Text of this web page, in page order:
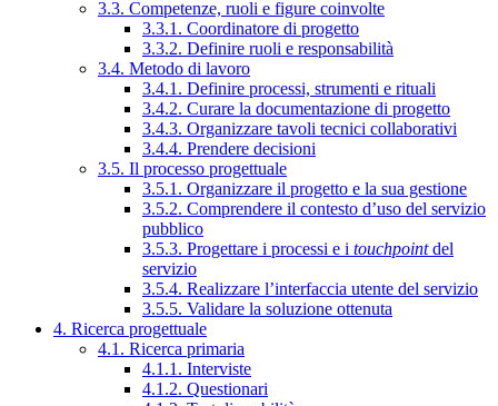
3.3. Competenze, ruoli e figure coinvolte
3.3.1. Coordinatore di progetto
3.3.2. Definire ruoli e responsabilità
3.4. Metodo di lavoro
3.4.1. Definire processi, strumenti e rituali
3.4.2. Curare la documentazione di progetto
3.4.3. Organizzare tavoli tecnici collaborativi
3.4.4. Prendere decisioni
3.5. Il processo progettuale
3.5.1. Organizzare il progetto e la sua gestione
3.5.2. Comprendere il contesto d’uso del servizio
pubblico
3.5.3. Progettare i processi e i touchpointdel
servizio
3.5.4. Realizzare l’interfaccia utente del servizio
3.5.5. Validare la soluzione ottenuta
4. Ricerca progettuale
4.1. Ricerca primaria
4.1.1. Interviste
4.1.2. Questionari